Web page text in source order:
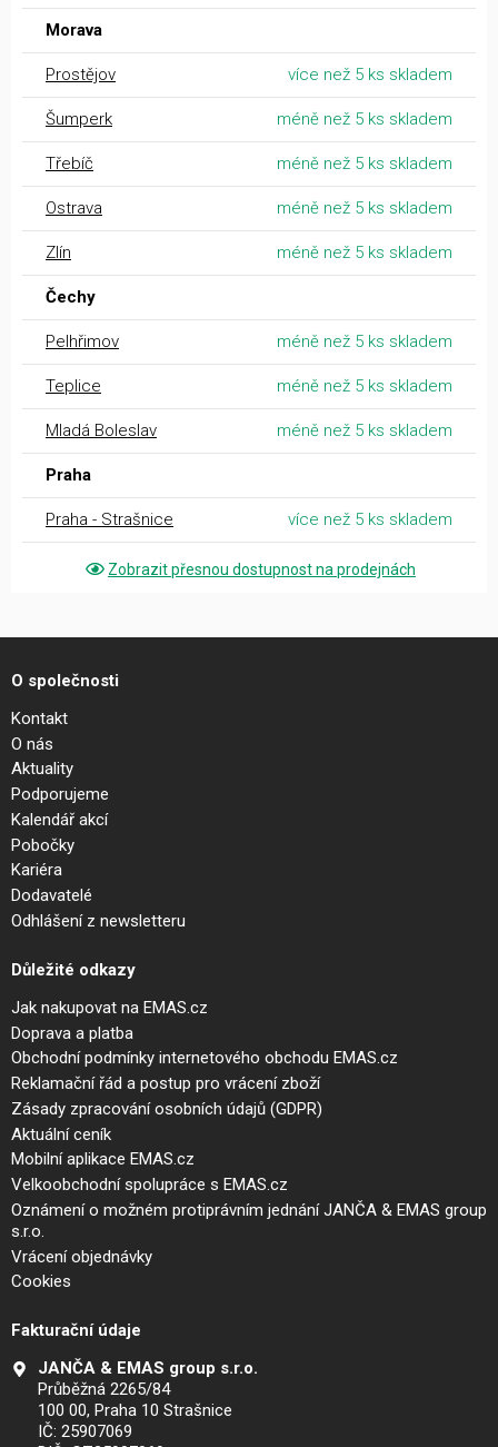
Morava
Prostějov více než 5 ks skladem
Šumperk méně než 5 ks skladem
Třebíč méně než 5 ks skladem
Ostrava méně než 5 ks skladem
Zlín méně než 5 ks skladem
Čechy
Pelhřimov méně než 5 ks skladem
Teplice méně než 5 ks skladem
Mladá Boleslav méně než 5 ks skladem
Praha
Praha - Strašnice více než 5 ks skladem
Zobrazit přesnou dostupnost na prodejnách
O společnosti
Kontakt
O nás
Aktuality
Podporujeme
Kalendář akcí
Pobočky
Kariéra
Dodavatelé
Odhlášení z newsletteru
Důležité odkazy
Jak nakupovat na EMAS.cz
Doprava a platba
Obchodní podmínky internetového obchodu EMAS.cz
Reklamační řád a postup pro vrácení zboží
Zásady zpracování osobních údajů (GDPR)
Aktuální ceník
Mobilní aplikace EMAS.cz
Velkoobchodní spolupráce s EMAS.cz
Oznámení o možném protiprávním jednání JANČA & EMAS group
s.r.o.
Vrácení objednávky
Cookies
Fakturační údaje
JANČA & EMAS group s.r.o.
Průběžná 2265/84
100 00, Praha 10 Strašnice
IČ: 25907069